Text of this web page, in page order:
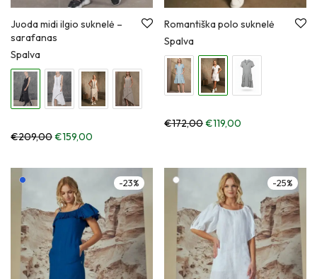
Juoda midi ilgio suknelė –
sarafanas
Spalva
€209,00€159,00
Romantiška polo suknelė
Spalva
€172,00€119,00
-23% -25%